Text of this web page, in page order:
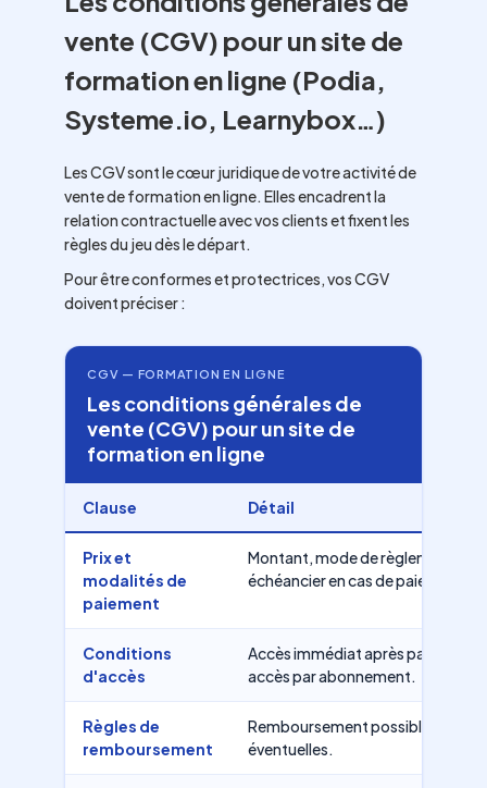
vente (CGV) pour un site de
formation en ligne (Podia,
Systeme.io, Learnybox…)
Les CGV sont le cœur juridique de votre activité de
vente de formation en ligne. Elles encadrent la
relation contractuelle avec vos clients et fixent les
règles du jeu dès le départ.
Pour être conformes et protectrices, vos CGV
doivent préciser :
CGV — FORMATION EN LIGNE
Les conditions générales de
vente (CGV) pour un site de
formation en ligne
Clause Détail
Prix et
modalités de
paiement
Montant, mode de règlement
échéancier en cas de paiement
Conditions
d'accès
Accès immédiat après paiement,
accès par abonnement.
Règles de
remboursement
Remboursement possible en cas
éventuelles.